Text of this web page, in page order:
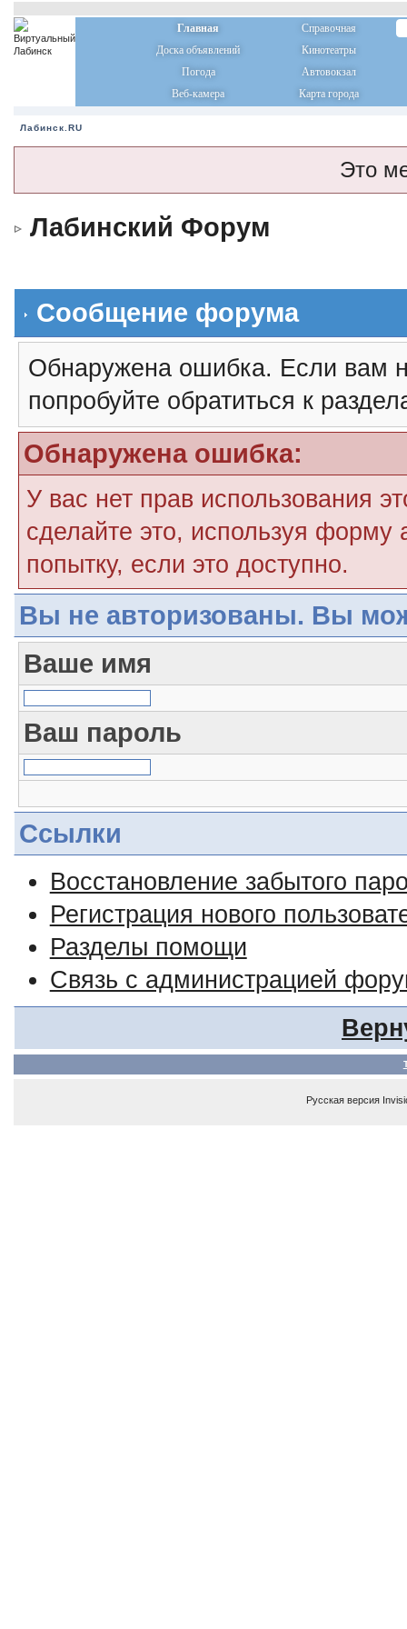
Главная
Справочная
Доска объявлений
Кинотеатры
Погода
Автовокзал
Веб-камера
Карта города
Лабинск.RU
Это
Лабинский Форум
Сообщение форума
Обнаружена ошибка. Если вам
попробуйте обратиться к
Обнаружена ошибка:
У вас нет прав использования
сделайте это, используя форму
попытку, если это доступно.
Вы не авторизованы. Вы
Ваше имя
Ваш пароль
Ссылки
Восстановление забытого
Регистрация нового
Разделы помощи
Связь с администрацией
Русская версия